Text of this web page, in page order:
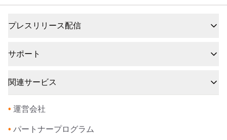
プレスリリース配信
サポート
関連サービス
• 運営会社
• パートナープログラム